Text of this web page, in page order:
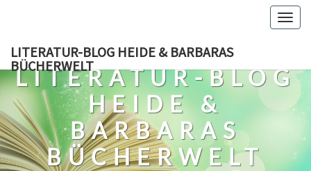
content
LITERATUR-BLOG HEIDE & BARBARAS
BÜCHERWELT
LITERATUR-BLOG
HEIDE &
BARBARAS
BÜCHERWELT